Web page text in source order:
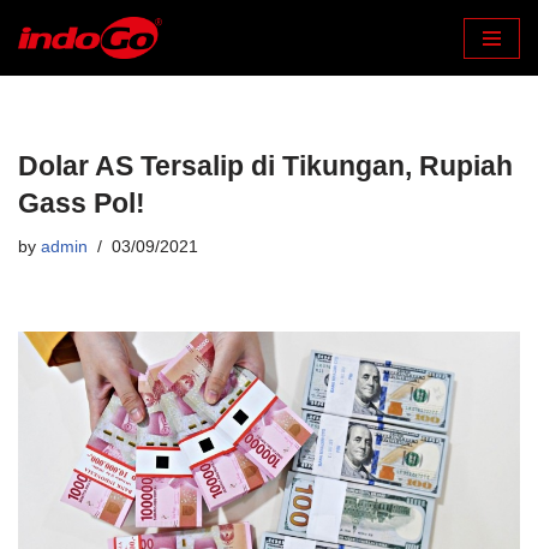
Dolar AS Tersalip di Tikungan, Rupiah
Gass Pol!
by admin 03/09/2021